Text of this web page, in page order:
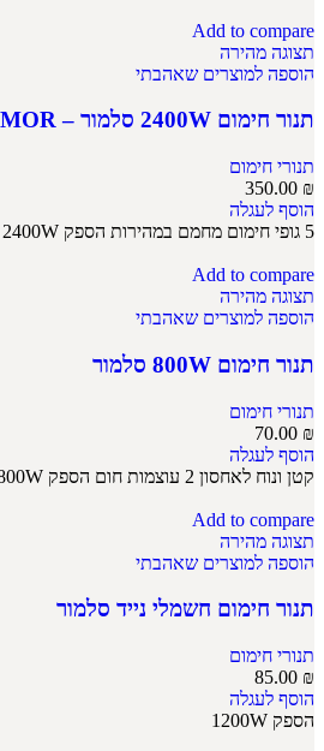
Add to compare
תצוגה מהירה
הוספה למוצרים שאהבתי
תנור חימום 2400W סלמור – SELMOR
תנורי חימום
350.00 ₪
הוסף לעגלה
5 גופי חימום מחמם במהירות הספק 2400W
Add to compare
תצוגה מהירה
הוספה למוצרים שאהבתי
תנור חימום 800W סלמור
תנורי חימום
70.00 ₪
הוסף לעגלה
קטן ונוח לאחסון 2 עוצמות חום הספק 800W
Add to compare
תצוגה מהירה
הוספה למוצרים שאהבתי
תנור חימום חשמלי נייד סלמור
תנורי חימום
85.00 ₪
הוסף לעגלה
הספק 1200W